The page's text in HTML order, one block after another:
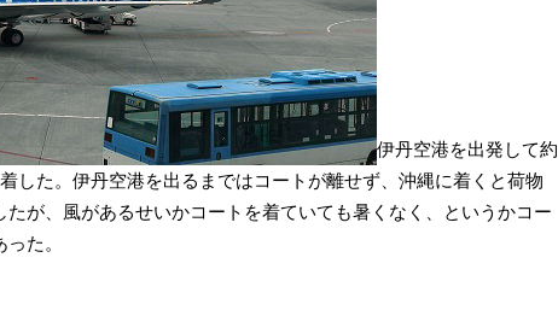
伊丹空港を出発して約
した。伊丹空港を出るまではコートが離せず、沖縄に着くと荷物
たが、風があるせいかコートを着ていても暑くなく、というかコー
た。